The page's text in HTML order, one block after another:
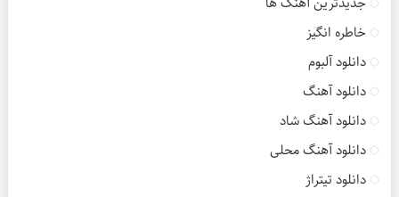
خاطره انگیز
دانلود آلبوم
دانلود آهنگ
دانلود آهنگ شاد
دانلود آهنگ محلی
دانلود تیتراژ